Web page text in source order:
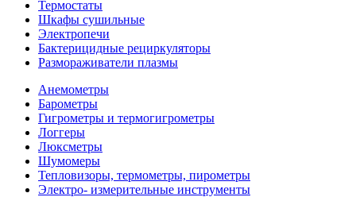
Термостаты
Шкафы сушильные
Электропечи
Бактерицидные рециркуляторы
Размораживатели плазмы
Анемометры
Барометры
Гигрометры и термогигрометры
Логгеры
Люксметры
Шумомеры
Тепловизоры, термометры, пирометры
Электро- измерительные инструменты